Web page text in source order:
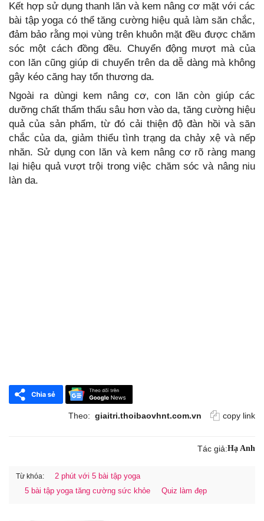
Kết hợp sử dụng thanh lăn và kem nâng cơ mặt với các
bài tập yoga có thể tăng cường hiệu quả làm săn chắc,
đảm bảo rằng mọi vùng trên khuôn mặt đều được chăm
sóc một cách đồng đều. Chuyển động mượt mà của
con lăn cũng giúp di chuyển trên da dễ dàng mà không
gây kéo căng hay tổn thương da.
Ngoài ra dùngi kem nâng cơ, con lăn còn giúp các
dưỡng chất thẩm thấu sâu hơn vào da, tăng cường hiệu
quả của sản phẩm, từ đó cải thiện độ đàn hồi và săn
chắc của da, giảm thiểu tình trạng da chảy xệ và nếp
nhăn. Sử dụng con lăn và kem nâng cơ rõ ràng mang
lại hiệu quả vượt trội trong việc chăm sóc và nâng niu
làn da.
Theo: giaitri.thoibaovhnt.com.vn copy link
Tác giả:Hạ Anh
Từ khóa:
2 phút với 5 bài tập yoga
5 bài tập yoga tăng cường sức khỏe
Quiz làm đẹp